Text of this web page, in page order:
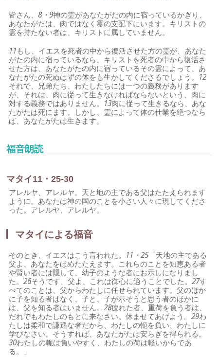
皆さん、8・9神の霊があなたがたの内に宿っているかぎり、
あなたがたは、肉ではなく霊の支配下にいます。キリストの
霊を持たない者は、キリストに属していません。
11もし、イエスを死者の中から復活させた方の霊が、あなた
がたの内に宿っているなら、キリストを死者の中から復活さ
せた方は、あなたがたの内に宿っているその霊によって、あ
なたがたの死ぬはずの体をも生かしてくださるでしょう。 12
それで、兄弟たち、わたしたちには一つの義務があります
が、それは、肉に従って生きなければならないという、肉に
対する義務ではありません。 13肉に従って生きるなら、あな
たがたは死にます。しかし、霊によって体の仕業を絶つなら
ば、あなたがたは生きます。
福音朗読
マタイ11・25-30
アレルヤ、アレルヤ。天と地の主である父はたたえられます
ように。あなたは神の国のことを小さい人々に現してくださ
った。アレルヤ、アレルヤ。
マタイによる福音
そのとき、イエスはこう言われた。 11・25 「天地の主である
父よ、あなたをほめたたえます。これらのことを知恵ある者
や賢い者には隠して、幼子のような者にお示しになりまし
た。26そうです、父よ、これは御心に適うことでした。27す
べてのことは、父からわたしに任せられています。父のほか
に子を知る者はなく、子と、子が示そうと思う者のほかに
は、父を知る者はいません。28疲れた者、重荷を負う者は、
だれでもわたしのもとに来なさい。休ませてあげよう。29わ
たしは柔和で謙遜な者だから、わたしの軛を負い、わたしに
学びなさい。そうすれば、あなたがたは安らぎを得られる。
30わたしの軛は負いやすく、わたしの荷は軽いからであ
る。」